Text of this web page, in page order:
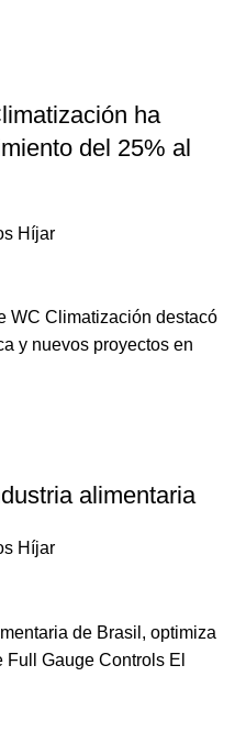
ha
del 25% al
Híjar
WC Climatización destacó
y nuevos proyectos en
alimentaria
Híjar
de Brasil, optimiza
Gauge Controls El